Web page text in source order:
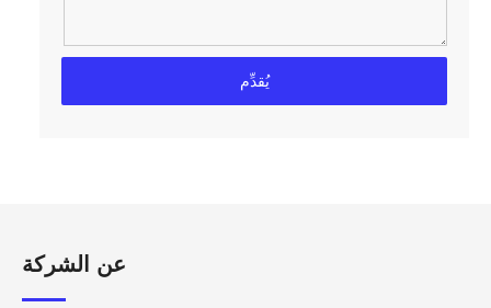
يُقدِّم
عن الشركة​​​​​​